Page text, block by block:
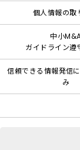
個人情報の取
中小
ガイドライン遵
信頼できる情報発信
み